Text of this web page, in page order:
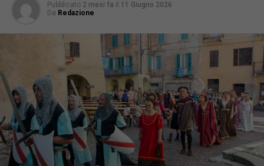
Pubblicato 2 mesi fa il 11 Giugno 2026
Da Redazione